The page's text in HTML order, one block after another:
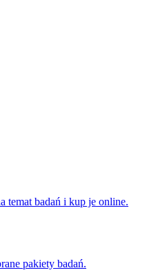
temat badań i kup je online.
pakiety badań.